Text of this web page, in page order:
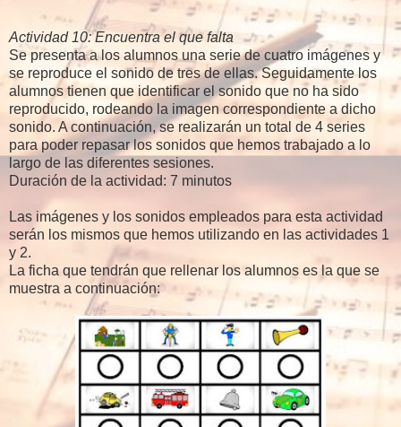
Actividad 10: Encuentra el que falta
Se presenta a los alumnos una serie de cuatro imágenes y
se reproduce el sonido de tres de ellas. Seguidamente los
alumnos tienen que identificar el sonido que no ha sido
reproducido, rodeando la imagen correspondiente a dicho
sonido. A continuación, se realizarán un total de 4 series
para poder repasar los sonidos que hemos trabajado a lo
largo de las diferentes sesiones.
Duración de la actividad: 7 minutos
Las imágenes y los sonidos empleados para esta actividad
serán los mismos que hemos utilizando en las actividades 1
y 2.
La ficha que tendrán que rellenar los alumnos es la que se
muestra a continuación: